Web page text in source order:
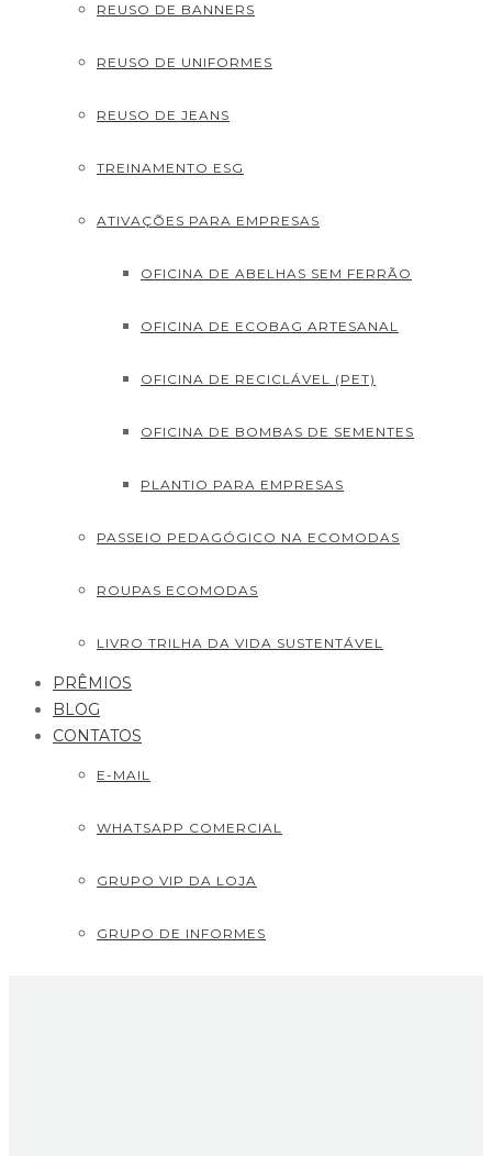
REUSO DE BANNERS
REUSO DE UNIFORMES
REUSO DE JEANS
TREINAMENTO ESG
ATIVAÇÕES PARA EMPRESAS
OFICINA DE ABELHAS SEM FERRÃO
OFICINA DE ECOBAG ARTESANAL
OFICINA DE RECICLÁVEL (PET)
OFICINA DE BOMBAS DE SEMENTES
PLANTIO PARA EMPRESAS
PASSEIO PEDAGÓGICO NA ECOMODAS
ROUPAS ECOMODAS
LIVRO TRILHA DA VIDA SUSTENTÁVEL
PRÊMIOS
BLOG
CONTATOS
E-MAIL
WHATSAPP COMERCIAL
GRUPO VIP DA LOJA
GRUPO DE INFORMES